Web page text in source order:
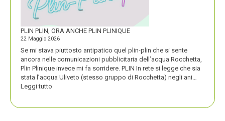
PLIN PLIN, ORA ANCHE PLIN PLINIQUE
22 Maggio 2026
Se mi stava piuttosto antipatico quel plin-plin che si sente
ancora nelle comunicazioni pubblicitaria dell’acqua Rocchetta,
Plin Plinique invece mi fa sorridere. PLIN In rete si legge che sia
stata l’acqua Uliveto (stesso gruppo di Rocchetta) negli ani…
Leggi tutto